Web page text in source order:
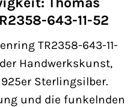
643-11-52
TR2358-643-11-
Handwerkskunst,
Sterlingsilber.
und die funkelnden